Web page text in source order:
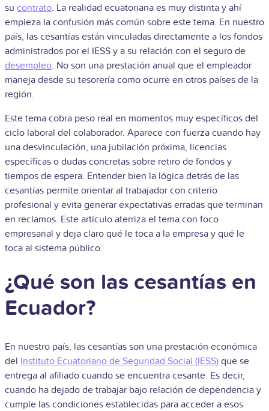
su contrato. La realidad ecuatoriana es muy distinta y ahí
empieza la confusión más común sobre este tema. En nuestro
país, las cesantías están vinculadas directamente a los fondos
administrados por el IESS y a su relación con el seguro de
desempleo. No son una prestación anual que el empleador
maneja desde su tesorería como ocurre en otros países de la
región.
Este tema cobra peso real en momentos muy específicos del
ciclo laboral del colaborador. Aparece con fuerza cuando hay
una desvinculación, una jubilación próxima, licencias
específicas o dudas concretas sobre retiro de fondos y
tiempos de espera. Entender bien la lógica detrás de las
cesantías permite orientar al trabajador con criterio
profesional y evita generar expectativas erradas que terminan
en reclamos. Este artículo aterriza el tema con foco
empresarial y deja claro qué le toca a la empresa y qué le
toca al sistema público.
¿Qué son las cesantías en
Ecuador?
En nuestro país, las cesantías son una prestación económica
del Instituto Ecuatoriano de Seguridad Social (IESS) que se
entrega al afiliado cuando se encuentra cesante. Es decir,
cuando ha dejado de trabajar bajo relación de dependencia y
cumple las condiciones establecidas para acceder a esos